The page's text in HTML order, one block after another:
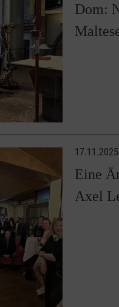
Dom:
17.11.2025
Eine
Axel